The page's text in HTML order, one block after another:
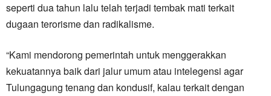
seperti dua tahun lalu telah terjadi tembak mati terkait
dugaan terorisme dan radikalisme.
“Kami mendorong pemerintah untuk menggerakkan
kekuatannya baik dari jalur umum atau intelegensi agar
Tulungagung tenang dan kondusif, kalau terkait dengan